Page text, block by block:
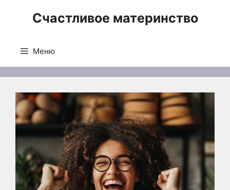
Счастливое материнство
Меню